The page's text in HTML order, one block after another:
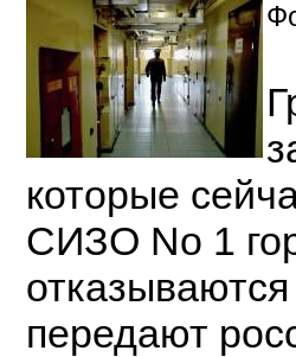
которые
СИЗО No 1
передают